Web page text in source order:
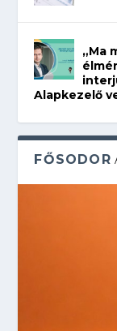
„Ma
Alapkezelő
FŐSODOR